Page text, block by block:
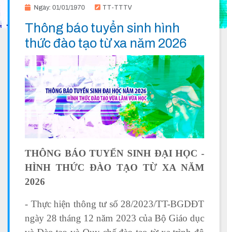
Ngày: 01/01/1970 TT-TTTV
Thông báo tuyển sinh hình
thức đào tạo từ xa năm 2026
THÔNG BÁO TUYỂN SINH ĐẠI HỌC -
HÌNH THỨC ĐÀO TẠO TỪ XA NĂM
2026
- Thực hiện thông tư số 28/2023/TT-BGDĐT
ngày 28 tháng 12 năm 2023 của Bộ Giáo dục